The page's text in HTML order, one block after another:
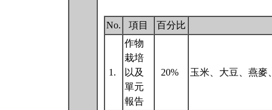
No. 項目 百分比
1.
作物
栽培
以及
單元
報告
20% 玉米、大豆、燕麥